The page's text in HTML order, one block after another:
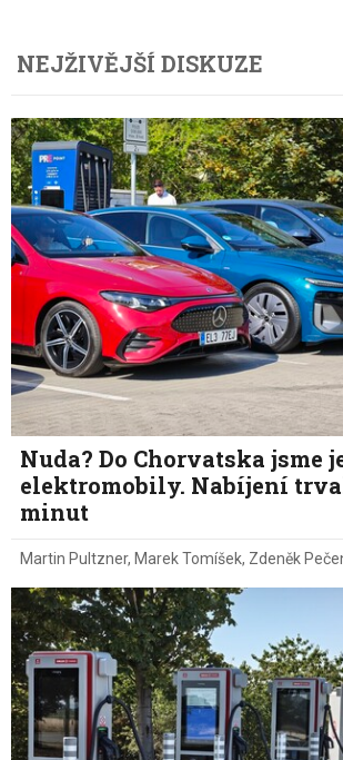
NEJŽIVĚJŠÍ DISKUZE
Nuda? Do Chorvatska jsme
elektromobily. Nabíjení
minut
Martin Pultzner, Marek Tomíšek, Zdeněk